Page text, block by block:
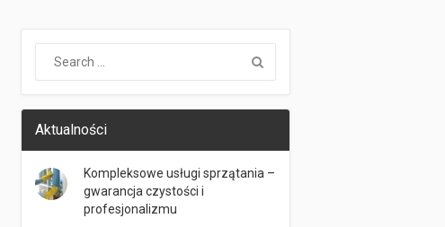
Aktualności
Kompleksowe usługi sprzątania –
gwarancja czystości i
profesjonalizmu